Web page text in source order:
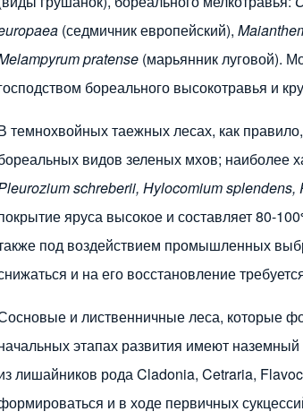
(седмичник европейский),
prаtense (марьянник луговой).
бореального высокотравья и
темнохвойных таежных лесах, как
видов зеленых мхов; наиболее
schreberii, Hylocomium splendens,
яруса высокое и составляет 80-
под воздействием промышленных
и на его восстановление
и лиственничные леса, которые
этапах развития имеют
лишайников рода Cladonia, Cetraria,
и в ходе первичных